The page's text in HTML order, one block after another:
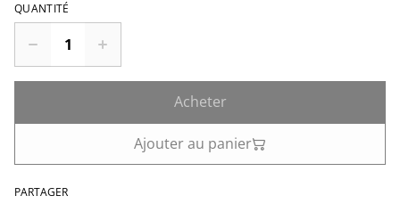
QUANTITÉ
Acheter
Ajouter au panier
PARTAGER